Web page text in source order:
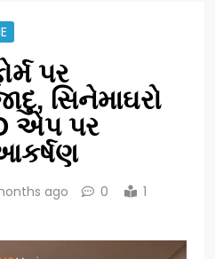
પર
સિનેમાઘરો
એપ પર
ago 0
1